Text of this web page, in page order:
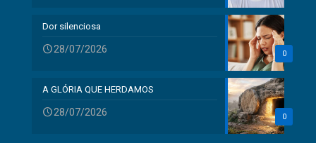
0
Dor silenciosa
28/07/2026
0
A GLÓRIA QUE HERDAMOS
28/07/2026